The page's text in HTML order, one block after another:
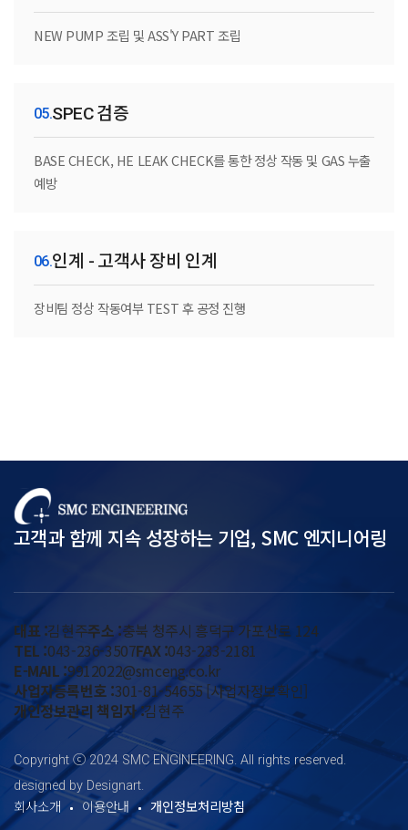
NEW PUMP 조립 및 ASS'Y PART 조립
SPEC 검증
BASE CHECK, HE LEAK CHECK를 통한 정상 작동 및 GAS 누출
예방
인계 - 고객사 장비 인계
장비팀 정상 작동여부 TEST 후 공정 진행
고객과 함께 지속 성장하는 기업, SMC 엔지니어링
대표 :김현주주소 :충북 청주시 흥덕구 가포산로 124
TEL :043-236-3507FAX :043-233-2181
E-MAIL :9912022@smceng.co.kr
사업자등록번호 :301-81-54655 [사업자정보확인]
개인정보관리 책임자 :김현주
Copyright ⓒ 2024 SMC ENGINEERING. All rights reserved.
designed by Designart.
회사소개
이용안내 개인정보처리방침